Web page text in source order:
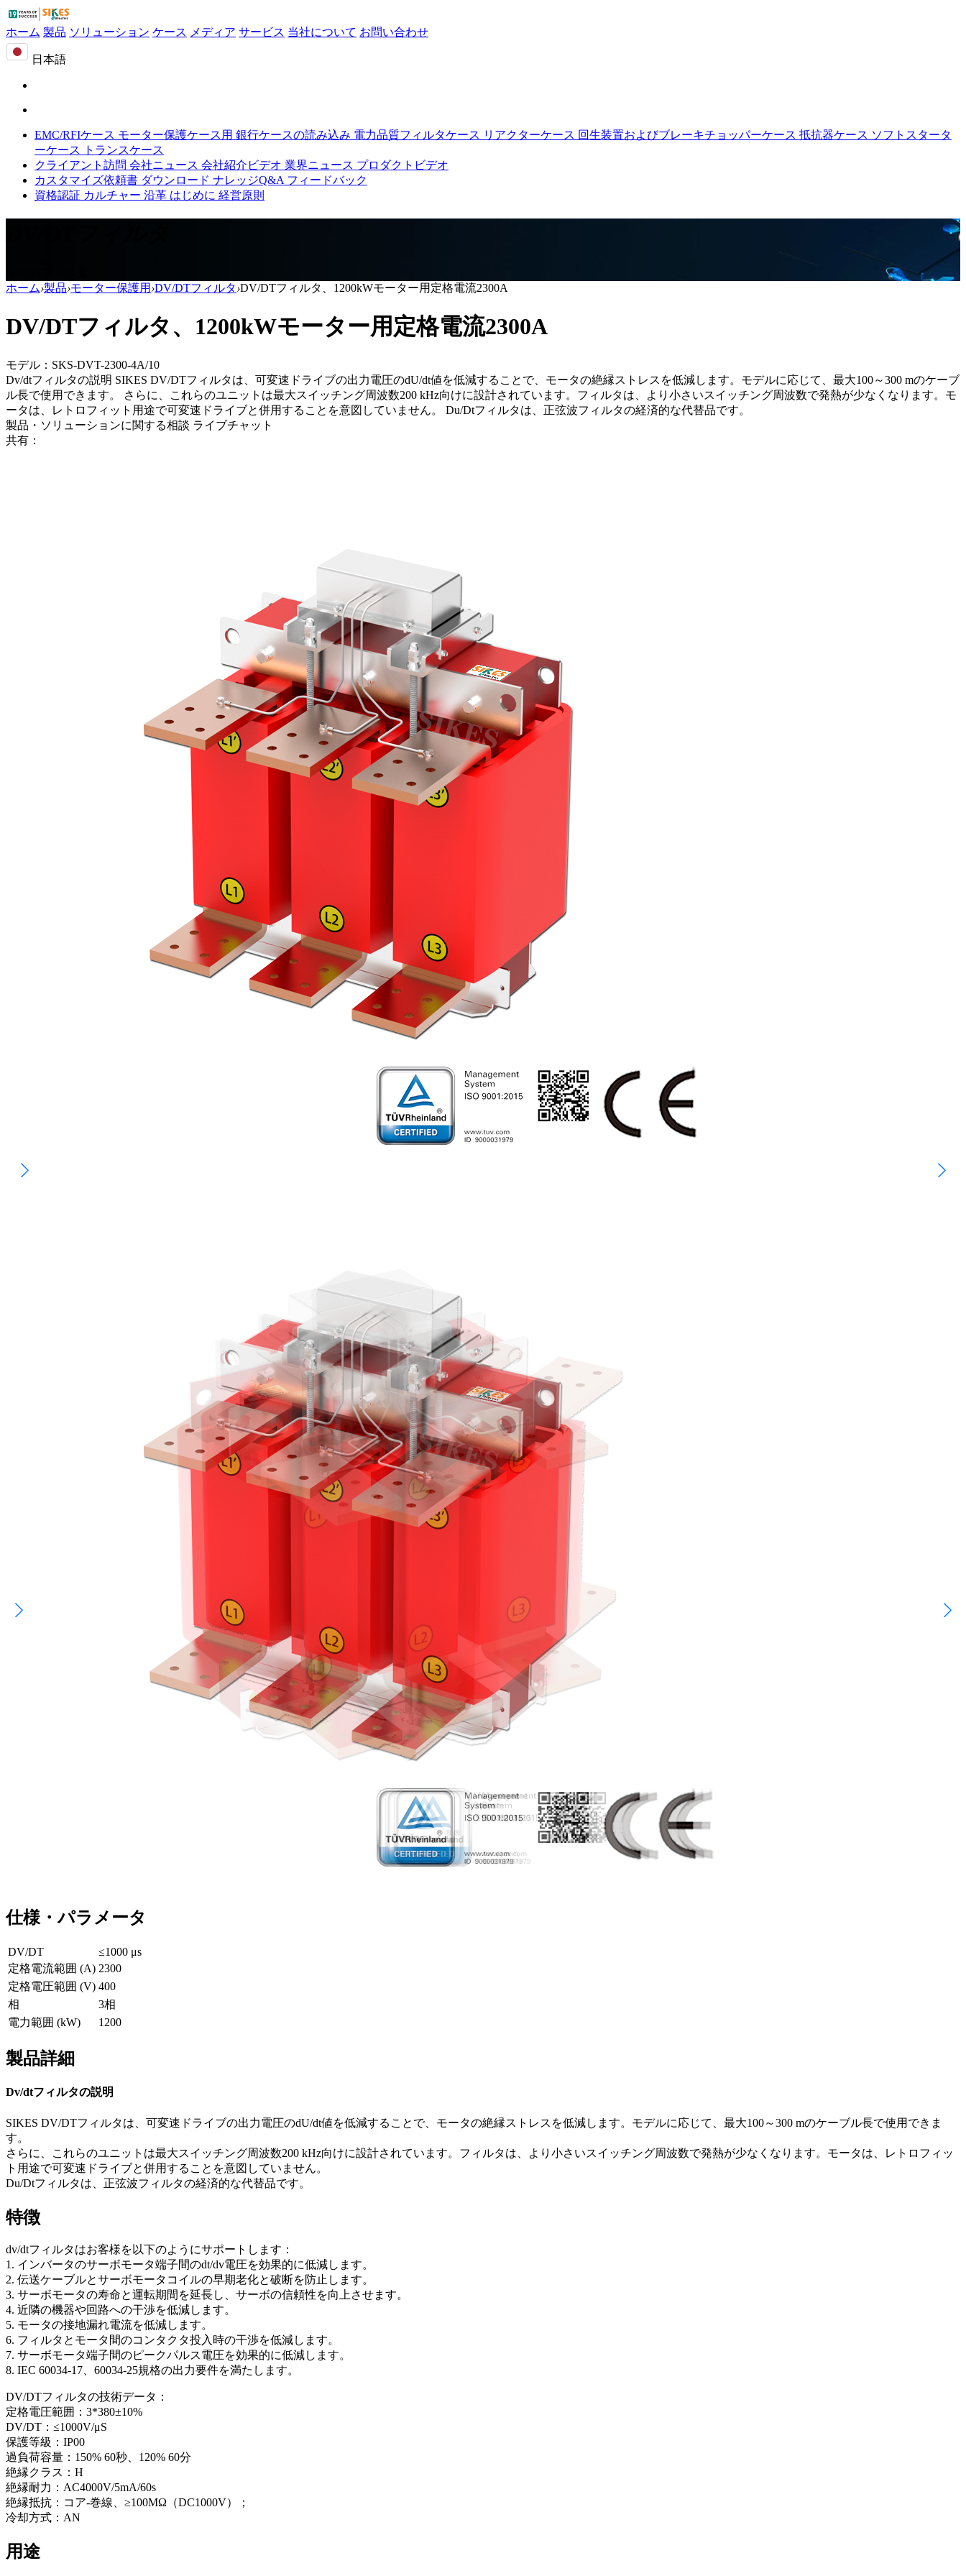
ホーム 製品 ソリューション ケース メディア サービス 当社について お問い合わせ
日本語
EMC/RFIケース モーター保護ケース用 銀行ケースの読み込み 電力品質フィルタケース リアクターケース 回生装置およびブレーキチョッパーケース 抵抗器ケース ソフトスタータ
ーケース
トランスケース
クライアント訪問 会社ニュース 会社紹介ビデオ 業界ニュース プロダクトビデオ
カスタマイズ依頼書 ダウンロード ナレッジQ&A フィードバック
資格認証 カルチャー 沿革 はじめに 経営原則
ホーム›製品›モーター保護用 ›DV/DTフィルタ›DV/DTフィルタ、1200kWモーター用定格電流2300A
DV/DTフィルタ、1200kWモーター用定格電流2300A
モデル：SKS-DVT-2300-4A/10
Dv/dtフィルタの説明 SIKES DV/DTフィルタは、可変速ドライブの出力電圧のdU/dt値を低減することで、モータの絶縁ストレスを低減します。モデルに応じて、最大100～300 mのケーブ
ル長で使用できます。 さらに、これらのユニットは最大スイッチング周波数200 kHz向けに設計されています。フィルタは、より小さいスイッチング周波数で発熱が少なくなります。モ
ータは、レトロフィット用途で可変速ドライブと併用することを意図していません。 Du/Dtフィルタは、正弦波フィルタの経済的な代替品です。
製品・ソリューションに関する相談 ライブチャット
共有：
仕様・パラメータ
DV/DT
≤1000 μs
定格電流範囲 (A) 2300
定格電圧範囲 (V) 400
相
3相
電力範囲 (kW)
1200
製品詳細
Dv/dtフィルタの説明
SIKES DV/DTフィルタは、可変速ドライブの出力電圧のdU/dt値を低減することで、モータの絶縁ストレスを低減します。モデルに応じて、最大100～300 mのケーブル長で使用できま
す。
さらに、これらのユニットは最大スイッチング周波数200 kHz向けに設計されています。フィルタは、より小さいスイッチング周波数で発熱が少なくなります。モータは、レトロフィッ
ト用途で可変速ドライブと併用することを意図していません。
Du/Dtフィルタは、正弦波フィルタの経済的な代替品です。
特徴
dv/dtフィルタはお客様を以下のようにサポートします：
1. インバータのサーボモータ端子間のdt/dv電圧を効果的に低減します。
2. 伝送ケーブルとサーボモータコイルの早期老化と破断を防止します。
3. サーボモータの寿命と運転期間を延長し、サーボの信頼性を向上させます。
4. 近隣の機器や回路への干渉を低減します。
5. モータの接地漏れ電流を低減します。
6. フィルタとモータ間のコンタクタ投入時の干渉を低減します。
7. サーボモータ端子間のピークパルス電圧を効果的に低減します。
8. IEC 60034-17、60034-25規格の出力要件を満たします。
DV/DTフィルタの技術データ：
定格電圧範囲：3*380±10%
DV/DT：≤1000V/μS
保護等級：IP00
過負荷容量：150% 60秒、120% 60分
絶縁クラス：H
絶縁耐力：AC4000V/5mA/60s
絶縁抵抗：コア-巻線、≥100MΩ（DC1000V）；
冷却方式：AN
用途